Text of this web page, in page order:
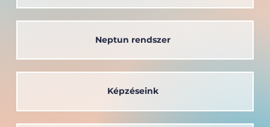
Neptun rendszer
Képzéseink